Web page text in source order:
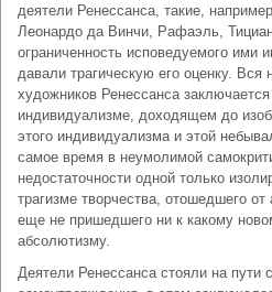
деятели Ренессанса, такие,
Леонардо да Винчи, Рафаэль,
ограниченность исповедуемого ими
давали трагическую его оценку. Вся
художников Ренессанса
индивидуализме, доходящем до
этого индивидуализма и этой
самое время в неумолимой
недостаточности одной только
трагизме творчества, отошедшего
еще не пришедшего ни к какому
абсолютизму.
Деятели Ренессанса стояли на пути